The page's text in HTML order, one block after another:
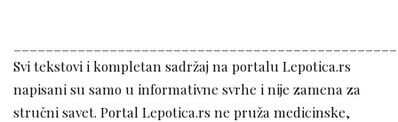
Svi tekstovi i kompletan sadržaj na portalu Lepotica.rs
napisani su samo u informativne svrhe i nije zamena za
stručni savet. Portal Lepotica.rs ne pruža medicinske,